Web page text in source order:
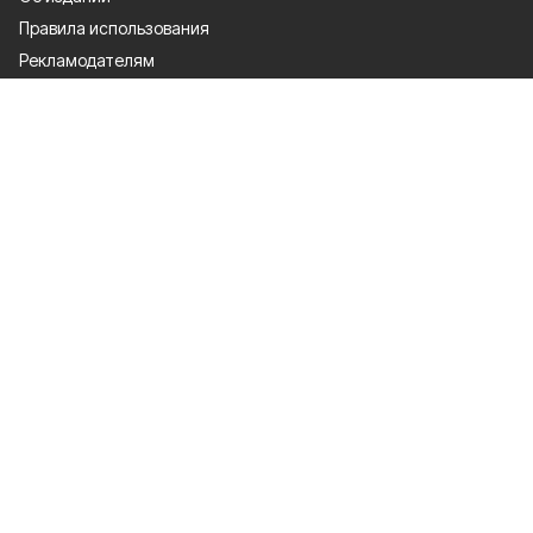
Правила использования
Рекламодателям